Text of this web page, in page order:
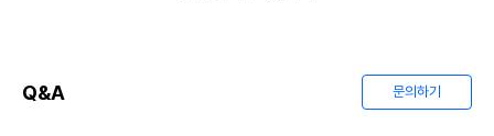
Q&A 문의하기